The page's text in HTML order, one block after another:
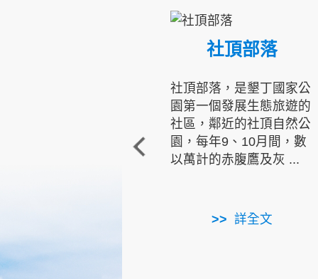
社頂部落
社頂部落，是墾丁國家公
園第一個發展生態旅遊的
社區，鄰近的社頂自然公
園，每年9、10月間，數
以萬計的赤腹鷹及灰 ...
詳全文